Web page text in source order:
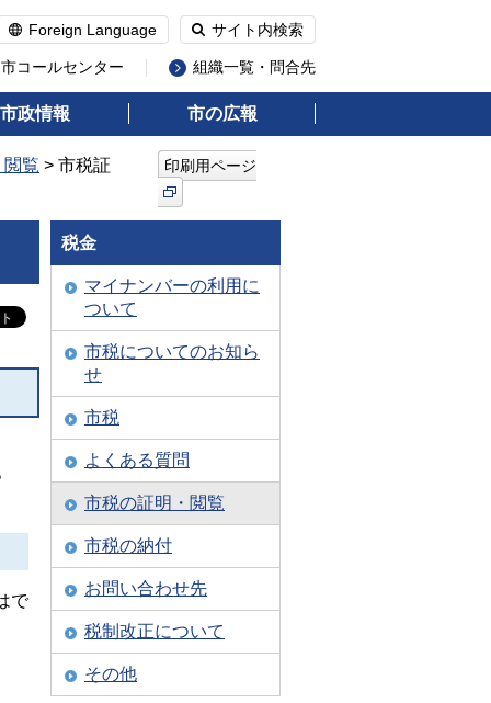
Foreign Language サイト内検索
コールセンター 組織一覧・問合先
市政情報 市の広報
閲覧 > 市税証
印刷用ページ
で
税金
マイナンバーの利用に
ついて
市税についてのお知ら
せ
市税
よくある質問
市税の証明・閲覧
市税の納付
お問い合わせ先
税制改正について
その他